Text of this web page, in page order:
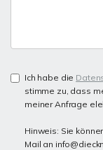
Ich habe die
stimme zu, dass
meiner Anfrage
Hinweis: Sie
Mail an